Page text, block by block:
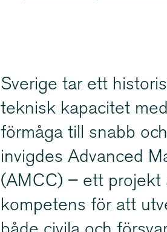
Sverige tar ett
teknisk kapacitet
förmåga till snabb
invigdes Advanced
(AMCC) – ett projekt
kompetens för att